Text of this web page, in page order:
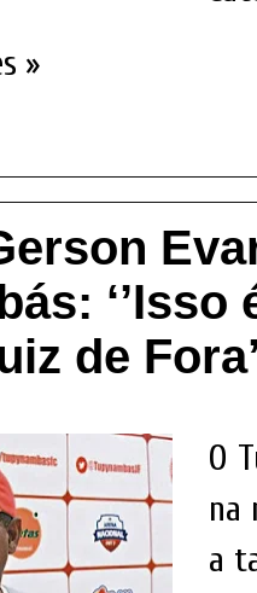
»
de
O
na
a